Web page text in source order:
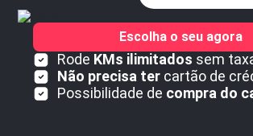
Rode KMs ilimitados sem
Não precisa tercartão de
Possibilidade de compra do
Escolha o seu agora